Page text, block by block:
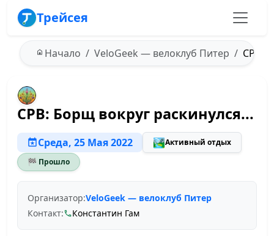
Трейсея
Начало VeloGeek — велоклуб Питер СРВ:
СРВ: Борщ вокруг раскинулся...
Среда, 25 Мая 2022 🏞️Активный отдых
🏁 Прошло
Организатор:VeloGeek — велоклуб Питер
Контакт:
Константин Гам